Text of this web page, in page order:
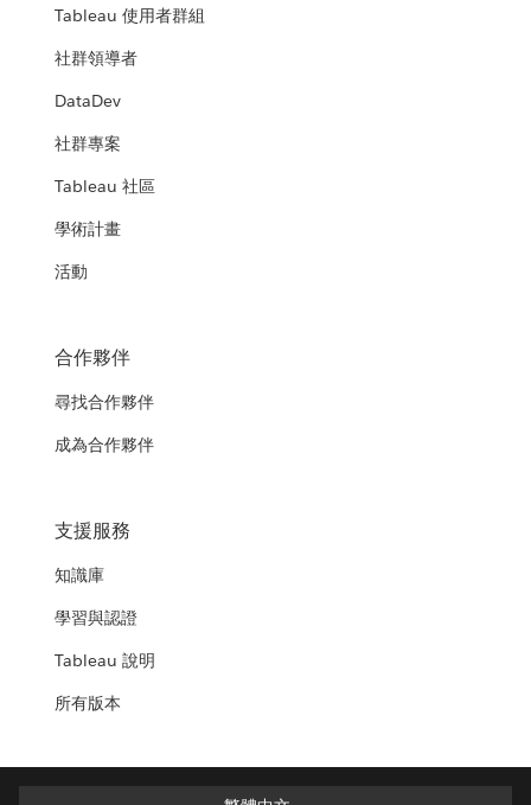
Tableau 使用者群組
社群領導者
DataDev
社群專案
Tableau 社區
學術計畫
活動
合作夥伴
尋找合作夥伴
成為合作夥伴
支援服務
知識庫
學習與認證
Tableau 說明
所有版本